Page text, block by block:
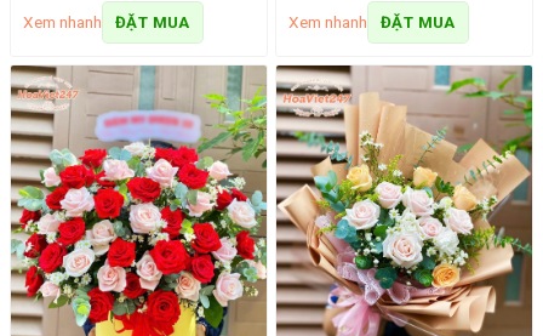
Xem nhanh ĐẶT MUA Xem nhanh ĐẶT MUA